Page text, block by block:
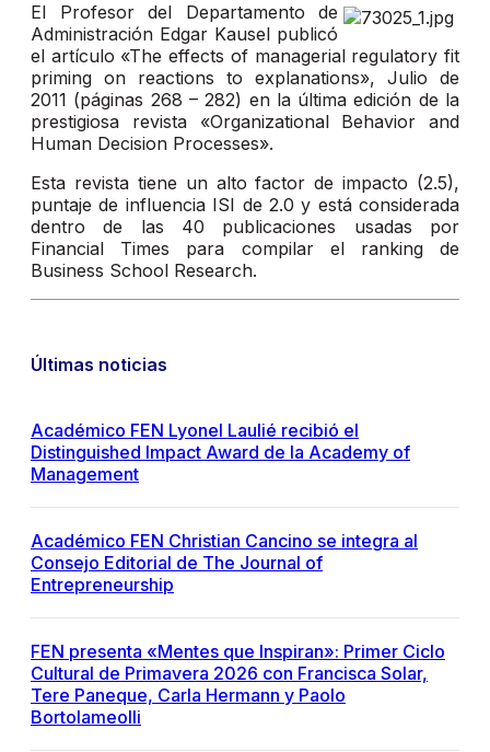
El Profesor del Departamento de
Administración Edgar Kausel publicó
el artículo «The effects of managerial regulatory fit
priming on reactions to explanations», Julio de
2011 (páginas 268 – 282) en la última edición de la
prestigiosa revista «Organizational Behavior and
Human Decision Processes».
Esta revista tiene un alto factor de impacto (2.5),
puntaje de influencia ISI de 2.0 y está considerada
dentro de las 40 publicaciones usadas por
Financial Times para compilar el ranking de
Business School Research.
Últimas noticias
Académico FEN Lyonel Laulié recibió el
Distinguished Impact Award de la Academy of
Management
Académico FEN Christian Cancino se integra al
Consejo Editorial de The Journal of
Entrepreneurship
FEN presenta «Mentes que Inspiran»: Primer Ciclo
Cultural de Primavera 2026 con Francisca Solar,
Tere Paneque, Carla Hermann y Paolo
Bortolameolli